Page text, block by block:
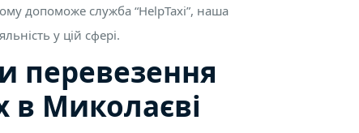
допоможе служба “HelpTaxi”, наша
у цій сфері.
перевезення
в Миколаєві